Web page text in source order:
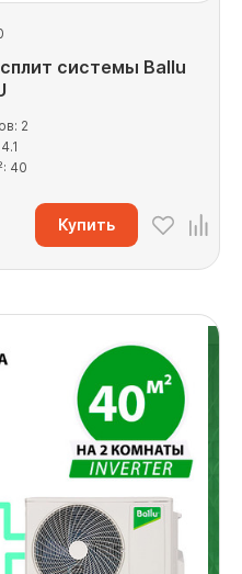
системы Ballu
2
40
Купить